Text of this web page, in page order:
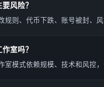
风险？
规则、代币下跌、账号被封、
室吗？
室模式依赖规模、技术和风控